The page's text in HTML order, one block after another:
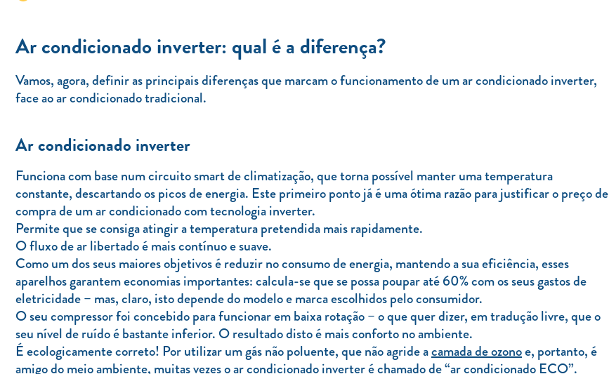
Ar condicionado inverter: qual é a diferença?
Vamos, agora, definir as principais diferenças que marcam o funcionamento de um ar condicionado inverter,
face ao ar condicionado tradicional.
Ar condicionado inverter
Funciona com base num circuito smart de climatização, que torna possível manter uma temperatura
constante, descartando os picos de energia. Este primeiro ponto já é uma ótima razão para justificar o preço de
compra de um ar condicionado com tecnologia inverter.
Permite que se consiga atingir a temperatura pretendida mais rapidamente.
O fluxo de ar libertado é mais contínuo e suave.
Como um dos seus maiores objetivos é reduzir no consumo de energia, mantendo a sua eficiência, esses
aparelhos garantem economias importantes: calcula-se que se possa poupar até 60% com os seus gastos de
eletricidade – mas, claro, isto depende do modelo e marca escolhidos pelo consumidor.
O seu compressor foi concebido para funcionar em baixa rotação – o que quer dizer, em tradução livre, que o
seu nível de ruído é bastante inferior. O resultado disto é mais conforto no ambiente.
É ecologicamente correto! Por utilizar um gás não poluente, que não agride acamada de ozonoe, portanto, é
amigo do meio ambiente, muitas vezes o ar condicionado inverter é chamado de “ar condicionado ECO”.